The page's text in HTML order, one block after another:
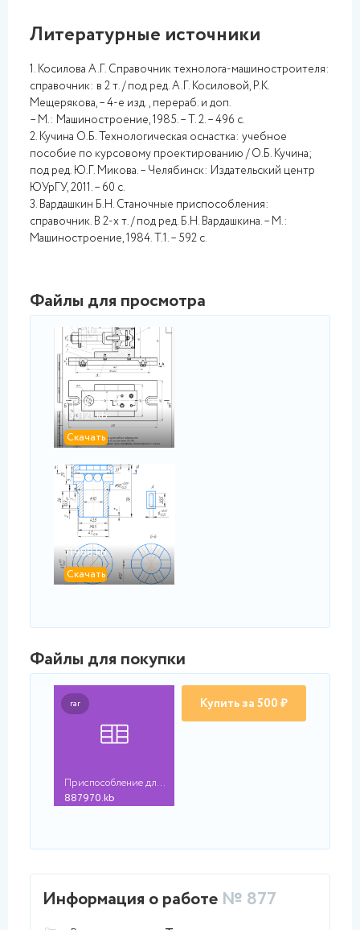
Литературные источники
1. Косилова А.Г. Справочник технолога-машиностроителя:
справочник: в 2 т. / под ред. А.Г. Косиловой, Р.К.
Мещерякова, – 4-е изд., перераб. и доп.
– М.: Машиностроение, 1985. – Т. 2. – 496 с.
2. Кучина О.Б. Технологическая оснастка: учебное
пособие по курсовому проектированию / О.Б. Кучина;
под ред. Ю.Г. Микова. – Челябинск: Издательский центр
ЮУрГУ, 2011. – 60 с.
3. Вардашкин Б.Н. Станочные приспособления:
справочник. В 2-х т. / под ред. Б.Н. Вардашкина. – М.:
Машиностроение, 1984. Т.1. – 592 с.
Файлы для просмотра
png
2.png
130121.kb
Скачать
png
1.png
71988.kb
Скачать
Файлы для покупки
rar
Приспособление для с...
887970.kb
Купить за 500 ₽
Информация о работе № 877